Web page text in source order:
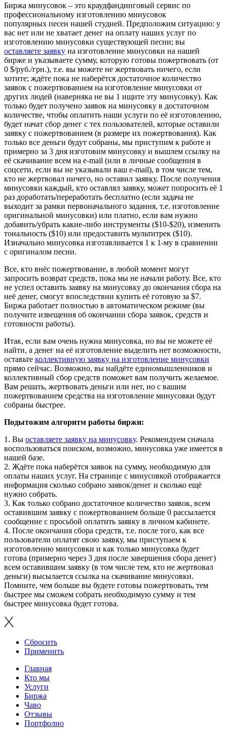
Биржа минусовок – это краудфандинговый сервис по
профессиональному изготовлению минусовок
популярных песен нашей студией. Предположим ситуацию: у
вас нет или не хватает денег на оплату наших услуг по
изготовлению минусовки существующей песни; вы
оставляете заявку на изготовление минусовки на нашей
бирже и указываете сумму, которую готовы пожертвовать (от
0 $/руб./грн.), т.е. вы можете не жертвовать ничего, если
хотите; ждёте пока не наберётся достаточное количество
заявок с пожертвованием на изготовление минусовки от
других людей (наверняка не вы 1 ищите эту минусовку). Как
только будет получено заявок на минусовку в достаточном
количестве, чтобы оплатить наши услуги по её изготовлению,
будет начат сбор денег с тех пользователей, которые оставили
заявку с пожертвованием (в размере их пожертвования). Как
только все деньги будут собраны, мы приступим к работе и
примерно за 3 дня изготовим минусовку и вышлем ссылку на
её скачивание всем на e-mail (или в личные сообщения в
соцсети, если вы не указывали ваш e-mail), в том числе тем,
кто не жертвовал ничего, но оставил заявку. После получения
минусовки каждый, кто оставлял заявку, может попросить её 1
раз доработать/переработать бесплатно (если задача не
выходит за рамки первоначального задания, т.е. изготовление
оригинальной минусовки) или платно, если вам нужно
добавить/убрать какие-либо инструменты ($10-$20), изменить
тональность ($10) или предоставить мультитрек ($10).
Изначально минусовка изготавливается 1 к 1-му в сравнении
с оригиналом песни.
Все, кто внёс пожертвование, в любой момент могут
запросить возврат средств, пока мы не начали работу. Все, кто
не успел оставить заявку на минусовку до окончания сбора на
неё денег, смогут впоследствии купить её готовую за $7.
Биржа работает полностью в автоматическом режиме (вы
получите извещения об окончании сбора заявок, средств и
готовности работы).
Итак, если вам очень нужна минусовка, но вы не можете её
найти, а денег на её изготовление выделить нет возможности,
оставьте коллективную заявку на изготовление минусовки
прямо сейчас. Возможно, вы найдёте единомышленников и
коллективный сбор средств поможет вам получить желаемое.
Вам решать, жертвовать деньги или нет, но с вашим
пожертвованием средства на изготовление минусовки будут
собраны быстрее.
Подытожим алгоритм работы биржи:
1. Вы оставляете заявку на минусовку. Рекомендуем сначала
воспользоваться поиском, возможно, минусовка уже имеется в
нашей базе.
2. Ждёте пока наберётся заявок на сумму, необходимую для
оплаты наших услуг. На странице с минусовкой отображается
информация сколько собрано заявок/денег и сколько ещё
нужно собрать.
3. Как только собрано достаточное количество заявок, всем
оставившим заявку с пожертвованием больше 0 рассылается
сообщение с просьбой оплатить заявку в личном кабинете.
4. После окончания сбора средств, т.е. после того, как все
пользователи оплатят свою заявку, мы приступаем к
изготовлению минусовки и как только минусовка будет
готова (примерно через 3 дня после завершения сбора денег)
всем оставившим заявку (в том числе тем, кто не жертвовал
деньги) высылается ссылка на скачивание минусовки.
Помните, чем больше вы будете готовы пожертвовать, тем
быстрее мы сможем собрать необходимую сумму и тем
быстрее минусовка будет готова.
Сбросить
Применить
Главная
Кто мы
Услуги
Биржа
Чаво
Отзывы
Портфолио